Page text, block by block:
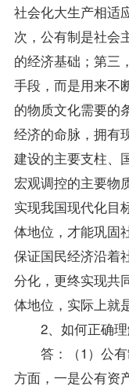
社会化大生产相适
次，公有制是社会
的经济基础；第三
手段，而是用来不
的物质文化需要的
经济的命脉，拥有
建设的主要支柱、
宏观调控的主要物
实现我国现代化目
体地位，才能巩固
保证国民经济沿着
分化，更终实现共
体地位，实际上就
2、如何正确理
答：（1）公有
方面，一是公有资